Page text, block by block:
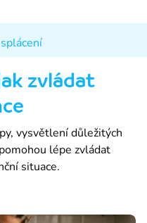
zvládat
vysvětlení důležitých
lépe zvládat
situace.